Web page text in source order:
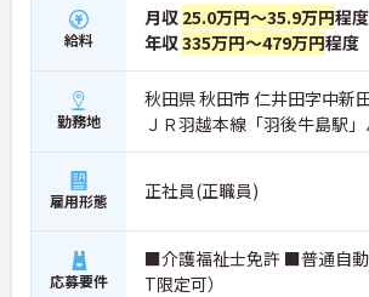
給料
月収 25.0万円～35.9万円程
年収335万円～479万円程度
勤務地
秋田県 秋田市 仁井田字中新
ＪＲ羽越本線「羽後牛島駅
雇用形態 正社員(正職員)
応募要件
■介護福祉士免許 ■普通自
T限定可）